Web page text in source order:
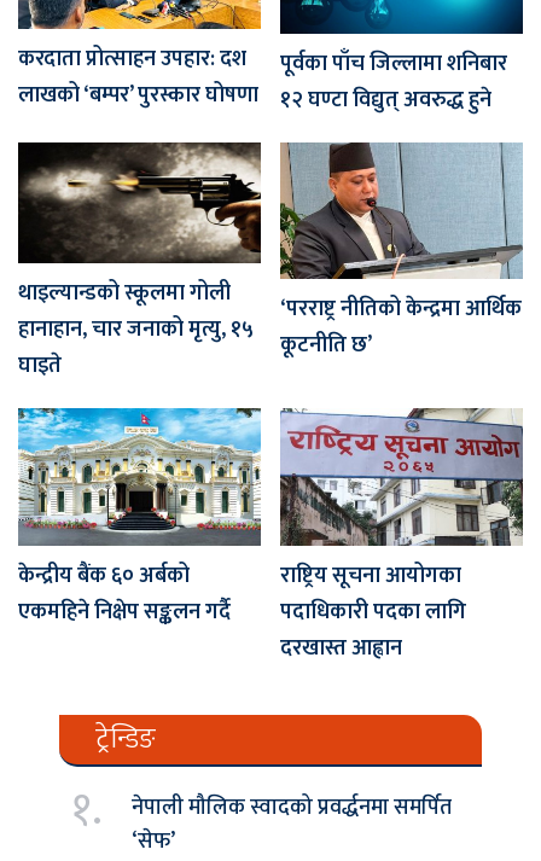
करदाता प्रोत्साहन उपहार: दश
लाखको ‘बम्पर’ पुरस्कार घोषणा
पूर्वका पाँच जिल्लामा शनिबार
१२ घण्टा विद्युत् अवरुद्ध हुने
थाइल्यान्डको स्कूलमा गोली
हानाहान, चार जनाको मृत्यु, १५
घाइते
‘परराष्ट्र नीतिको केन्द्रमा आर्थिक
कूटनीति छ’
केन्द्रीय बैंक ६० अर्बको
एकमहिने निक्षेप सङ्कलन गर्दै
राष्ट्रिय सूचना आयोगका
पदाधिकारी पदका लागि
दरखास्त आह्वान
ट्रेन्डिङ
१.
नेपाली मौलिक स्वादको प्रवर्द्धनमा समर्पित
‘सेफ’